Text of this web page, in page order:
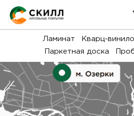
Ламинат
Кварц-
Паркетная доска